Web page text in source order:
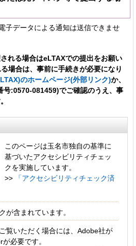
子データによる通知は送信できませ
れる場合はeLTAXでの提出をお願い
場合は、事前に手続きが必要になり
のホームページ(外部リンク)か、
号:0570-081459)でご確認のうえ、事
このページは玉名市独自の基準に
基づいたアクセシビリティチェッ
クを実施しています。
>>
「アクセシビリティチェック済
が含まれています。
覧いただく場合には、Adobe社が
必要です。